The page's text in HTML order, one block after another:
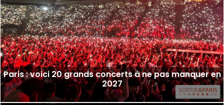
Paris : voici 20 grands concerts à ne pas manquer en
2027